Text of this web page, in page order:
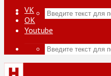
VK
ОК
Youtube